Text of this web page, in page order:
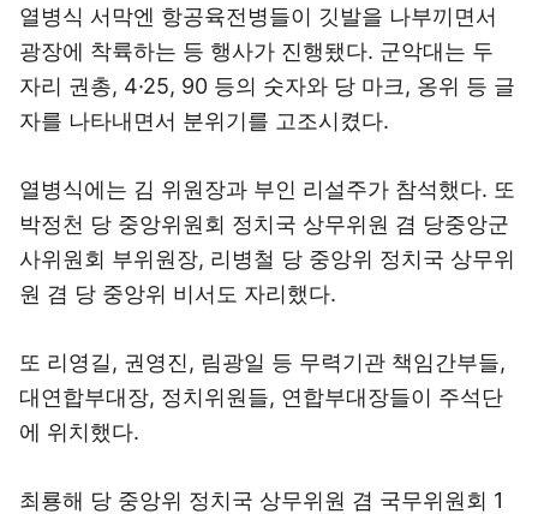
열병식 서막엔 항공육전병들이 깃발을 나부끼면서
광장에 착륙하는 등 행사가 진행됐다. 군악대는 두
자리 권총, 4·25, 90 등의 숫자와 당 마크, 옹위 등 글
자를 나타내면서 분위기를 고조시켰다.
열병식에는 김 위원장과 부인 리설주가 참석했다. 또
박정천 당 중앙위원회 정치국 상무위원 겸 당중앙군
사위원회 부위원장, 리병철 당 중앙위 정치국 상무위
원 겸 당 중앙위 비서도 자리했다.
또 리영길, 권영진, 림광일 등 무력기관 책임간부들,
대연합부대장, 정치위원들, 연합부대장들이 주석단
에 위치했다.
최룡해 당 중앙위 정치국 상무위원 겸 국무위원회 1